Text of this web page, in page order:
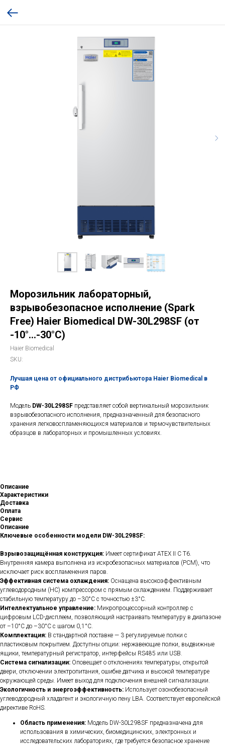
Морозильник лабораторный,
взрывобезопасное исполнение (Spark
Free) Haier Biomedical DW-30L298SF (от
-10°...-30°C)
Haier Biomedical
SKU:
Лучшая цена от официального дистрибьютора Haier Biomedical в
РФ
Модель DW-30L298SF представляет собой вертикальный морозильник
взрывобезопасного исполнения, предназначенный для безопасного
хранения легковоспламеняющихся материалов и термочувствительных
образцов в лабораторных и промышленных условиях.
Описание
Характеристики
Доставка
Оплата
Сервис
Описание
Ключевые особенности модели DW-30L298SF:
Взрывозащищённая конструкция: Имеет сертификат ATEX II C T6.
Внутренняя камера выполнена из искробезопасных материалов (PCM), что
исключает риск воспламенения паров.
Эффективная система охлаждения: Оснащена высокоэффективным
углеводородным (HC) компрессором с прямым охлаждением. Поддерживает
стабильную температуру до –30°C с точностью ±3°C.
Интеллектуальное управление: Микропроцессорный контроллер с
цифровым LCD-дисплеем, позволяющий настраивать температуру в диапазоне
от –10°C до –30°C с шагом 0,1°C.
Комплектация: В стандартной поставке — 3 регулируемые полки с
пластиковым покрытием. Доступны опции: нержавеющие полки, выдвижные
ящики, температурный регистратор, интерфейсы RS485 или USB.
Система сигнализации: Оповещает о отклонениях температуры, открытой
двери, отключении электропитания, ошибке датчика и высокой температуре
окружающей среды. Имеет выход для подключения внешней сигнализации.
Экологичность и энергоэффективность: Использует озонобезопасный
углеводородный хладагент и экологичную пену LBA. Соответствует европейской
директиве RoHS.
Область применения: Модель DW-30L298SF предназначена для
использования в химических, биомедицинских, электронных и
исследовательских лабораториях, где требуется безопасное хранение